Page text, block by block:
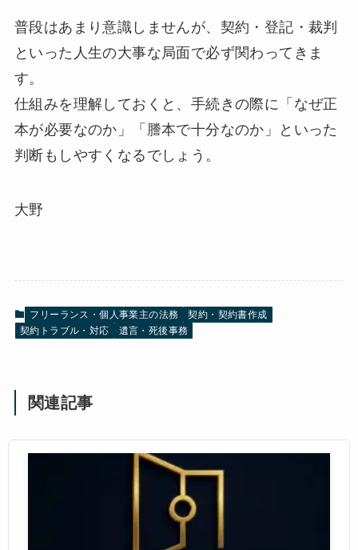
普段はあまり意識しませんが、契約・登記・裁判
といった人生の大事な局面で必ず関わってきま
す。
仕組みを理解しておくと、手続きの際に「なぜ正
本が必要なのか」「謄本で十分なのか」といった
判断もしやすくなるでしょう。
大野
フリーランス・個人事業主の法務
契約・契約書作成
契約トラブル・対応
遺言・死後事務
関連記事